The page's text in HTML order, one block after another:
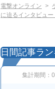
電撃オンライン
に迫るインタビュー
日間記事ラ
集計期間：